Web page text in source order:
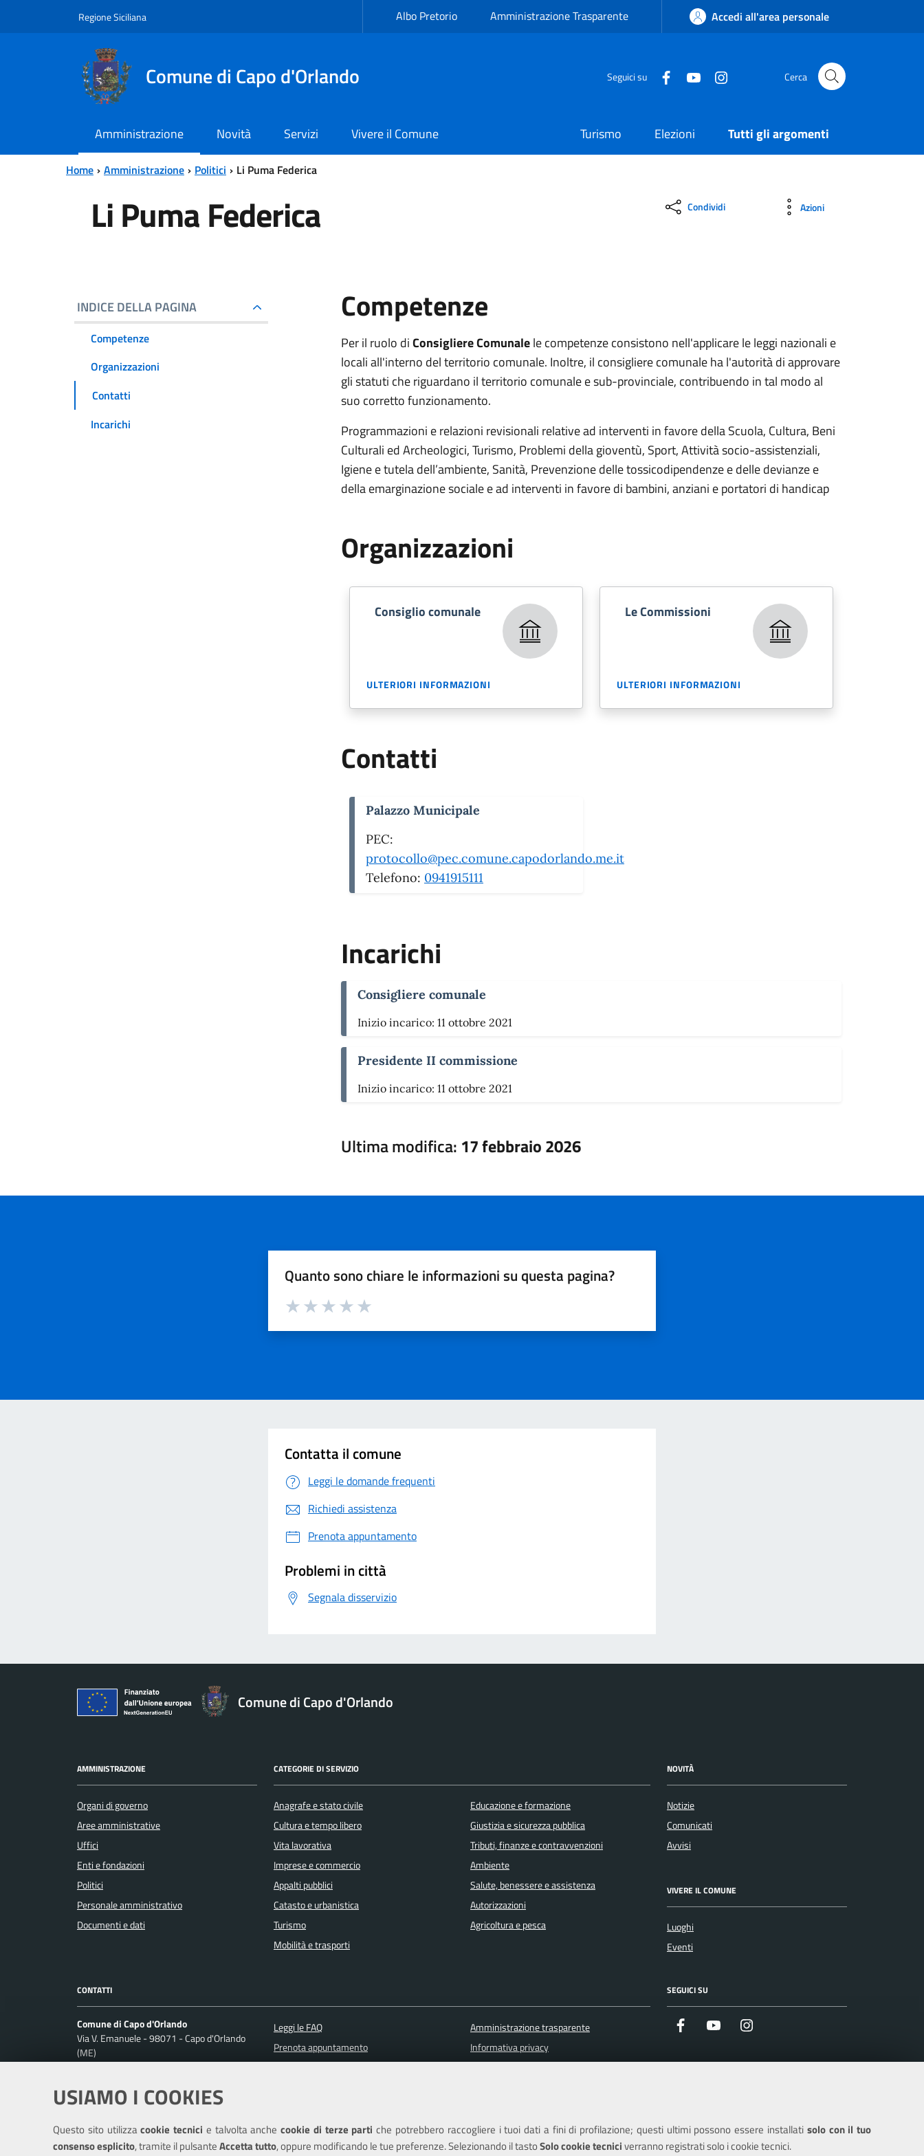
USIAMO I COOKIES
Questo sito utilizzacookie tecnici e talvolta anchecookie di terze parti che potrebbero raccogliere i tuoi dati a fini di profilazione; questi ultimi possono essere installati solo con il tuo
consenso esplicito, tramite il pulsanteAccetta tutto, oppure modificando le tue preferenze. Selezionando il tastoSolo cookie tecniciverranno registrati solo i cookie tecnici.
Regione Siciliana Albo Pretorio Amministrazione Trasparente Accedi all'area personale
Comune di Capo d'Orlando Seguici su Cerca
Amministrazione Novità Servizi Vivere il Comune Turismo Elezioni Tutti gli argomenti
Home Amministrazione Politici Li Puma Federica
Li Puma Federica Condividi Azioni
INDICE DELLA PAGINA
Competenze
Organizzazioni
Contatti
Incarichi
Competenze
Per il ruolo diConsigliere Comunalele competenze consistono nell'applicare le leggi nazionali e
locali all'interno del territorio comunale. Inoltre, il consigliere comunale ha l'autorità di approvare
gli statuti che riguardano il territorio comunale e sub-provinciale, contribuendo in tal modo al
suo corretto funzionamento.
Programmazioni e relazioni revisionali relative ad interventi in favore della Scuola, Cultura, Beni
Culturali ed Archeologici, Turismo, Problemi della gioventù, Sport, Attività socio-assistenziali,
Igiene e tutela dell’ambiente, Sanità, Prevenzione delle tossicodipendenze e delle devianze e
della emarginazione sociale e ad interventi in favore di bambini, anziani e portatori di handicap
Organizzazioni
Consiglio comunale
ULTERIORI INFORMAZIONI
Le Commissioni
ULTERIORI INFORMAZIONI
Contatti
Palazzo Municipale
PEC:
protocollo@pec.comune.capodorlando.me.it
Telefono: 0941915111
Incarichi
Consigliere comunale
Inizio incarico: 11 ottobre 2021
Presidente II commissione
Inizio incarico: 11 ottobre 2021
Ultima modifica: 17 febbraio 2026
Quanto sono chiare le informazioni su questa pagina?
Contatta il comune
Leggi le domande frequenti
Richiedi assistenza
Prenota appuntamento
Problemi in città
Segnala disservizio
Comune di Capo d'Orlando
AMMINISTRAZIONE
Organi di governo
Aree amministrative
Uffici
Enti e fondazioni
Politici
Personale amministrativo
Documenti e dati
CATEGORIE DI SERVIZIO
Anagrafe e stato civile
Cultura e tempo libero
Vita lavorativa
Imprese e commercio
Appalti pubblici
Catasto e urbanistica
Turismo
Mobilità e trasporti
Educazione e formazione
Giustizia e sicurezza pubblica
Tributi, finanze e contravvenzioni
Ambiente
Salute, benessere e assistenza
Autorizzazioni
Agricoltura e pesca
NOVITÀ
Notizie
Comunicati
Avvisi
VIVERE IL COMUNE
Luoghi
Eventi
CONTATTI
Comune di Capo d'Orlando
Via V. Emanuele - 98071 - Capo d'Orlando
(ME)
Ufficio Relazioni con il Pubblico
protocollo@pec.comune.capodorlando.me.it
Centralino unico: +390941915111
Leggi le FAQ
Prenota appuntamento
Amministrazione trasparente
Informativa privacy
SEGUICI SU
Facebook Youtube